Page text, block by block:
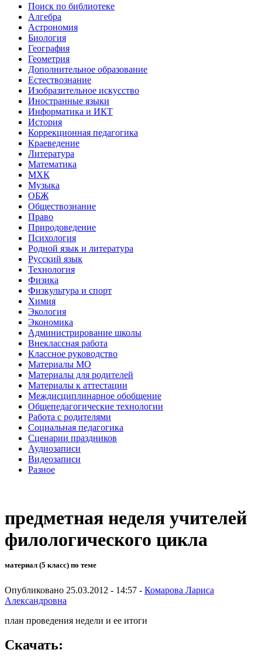
Поиск по библиотеке
Алгебра
Астрономия
Биология
География
Геометрия
Дополнительное образование
Естествознание
Изобразительное искусство
Иностранные языки
Информатика и ИКТ
История
Коррекционная педагогика
Краеведение
Литература
Математика
МХК
Музыка
ОБЖ
Обществознание
Право
Природоведение
Психология
Родной язык и литература
Русский язык
Технология
Физика
Физкультура и спорт
Химия
Экология
Экономика
Администрирование школы
Внеклассная работа
Классное руководство
Материалы МО
Материалы для родителей
Материалы к аттестации
Междисциплинарное обобщение
Общепедагогические технологии
Работа с родителями
Социальная педагогика
Сценарии праздников
Аудиозаписи
Видеозаписи
Разное
предметная неделя учителей
филологического цикла
материал (5 класс) по теме
Опубликовано 25.03.2012 - 14:57 - Комарова Лариса
Александровна
план проведения недели и ее итоги
Скачать: